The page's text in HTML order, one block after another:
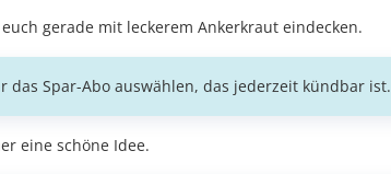
gerade mit leckerem Ankerkraut eindecken.
das Spar-Abo auswählen, das jederzeit kündbar ist.
eine schöne Idee.